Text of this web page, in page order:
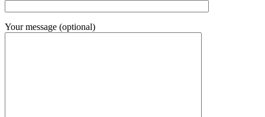
Your message (optional)